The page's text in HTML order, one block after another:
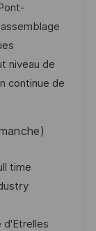
niveau de
continue de
time
d'Etrelles